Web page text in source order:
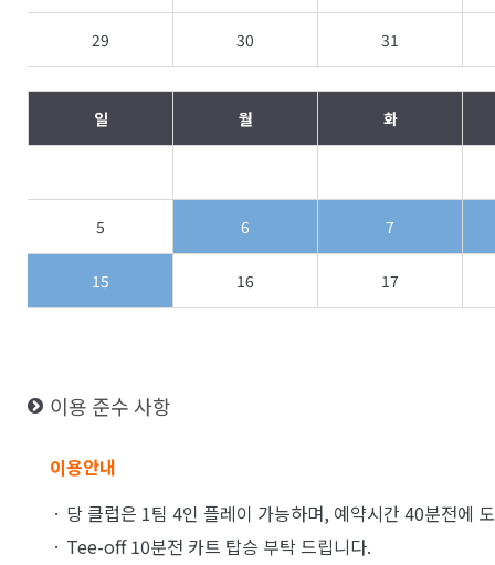
29 30 31
일 월 화
5 6 7
15 16 17
이용 준수 사항
이용안내
· 당 클럽은 1팀 4인 플레이 가능하며, 예약시간 40분전에
· Tee-off 10분전 카트 탑승 부탁 드립니다.